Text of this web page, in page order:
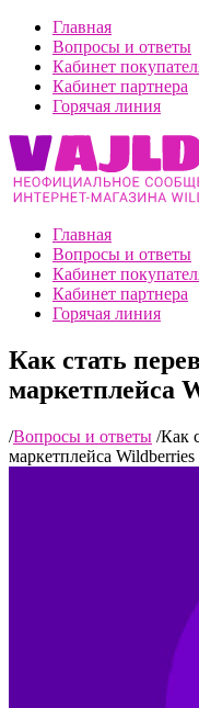
Главная
Вопросы и ответы
Кабинет
Кабинет партнера
Горячая линия
Главная
Вопросы и ответы
Кабинет
Кабинет партнера
Горячая линия
Как стать
маркетплейса
/Вопросы и ответы /Как
маркетплейса Wildberries